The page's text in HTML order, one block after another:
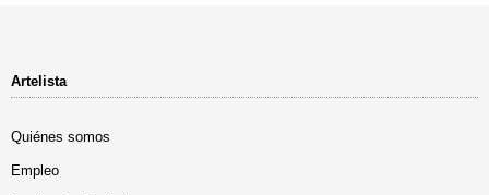
Artelista
Quiénes somos
Empleo